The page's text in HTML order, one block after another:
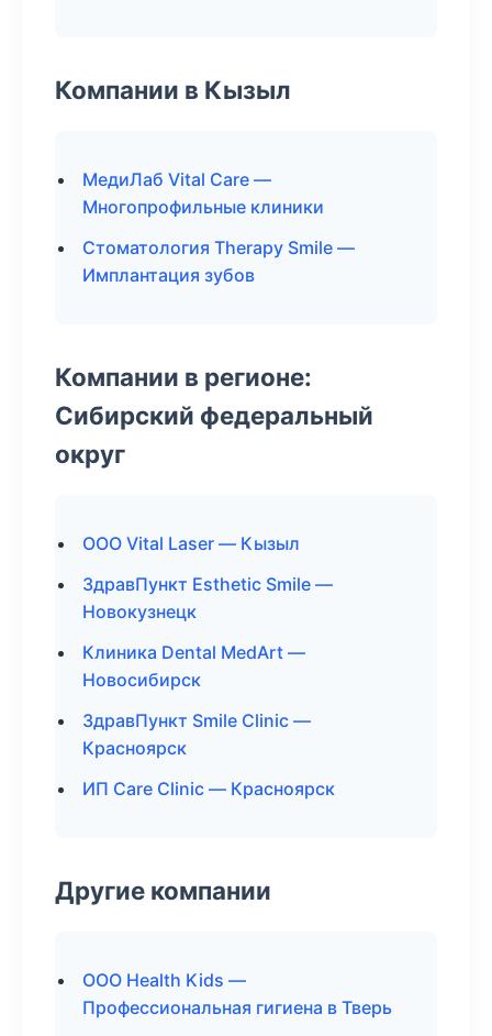
Компании в Кызыл
МедиЛаб Vital Care —
Многопрофильные клиники
Стоматология Therapy Smile —
Имплантация зубов
Компании в регионе:
Сибирский федеральный
округ
ООО Vital Laser — Кызыл
ЗдравПункт Esthetic Smile —
Новокузнецк
Клиника Dental MedArt —
Новосибирск
ЗдравПункт Smile Clinic —
Красноярск
ИП Care Clinic — Красноярск
Другие компании
ООО Health Kids —
Профессиональная гигиена в Тверь